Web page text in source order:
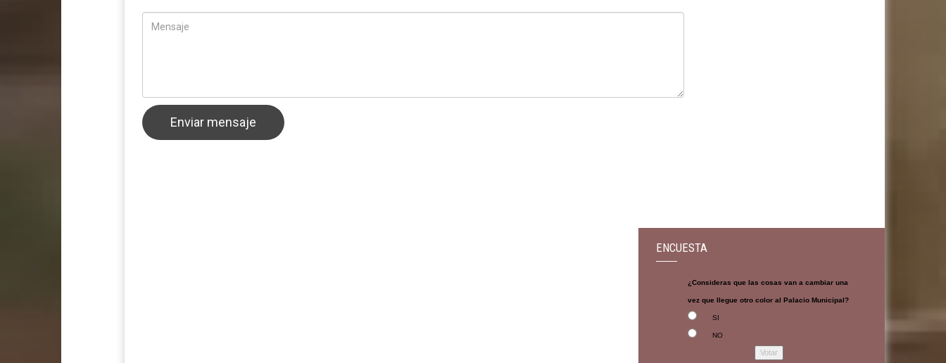
ENCUESTA
¿Consideras que las cosas van a cambiar una
vez que llegue otro color al Palacio Municipal?
SI
NO